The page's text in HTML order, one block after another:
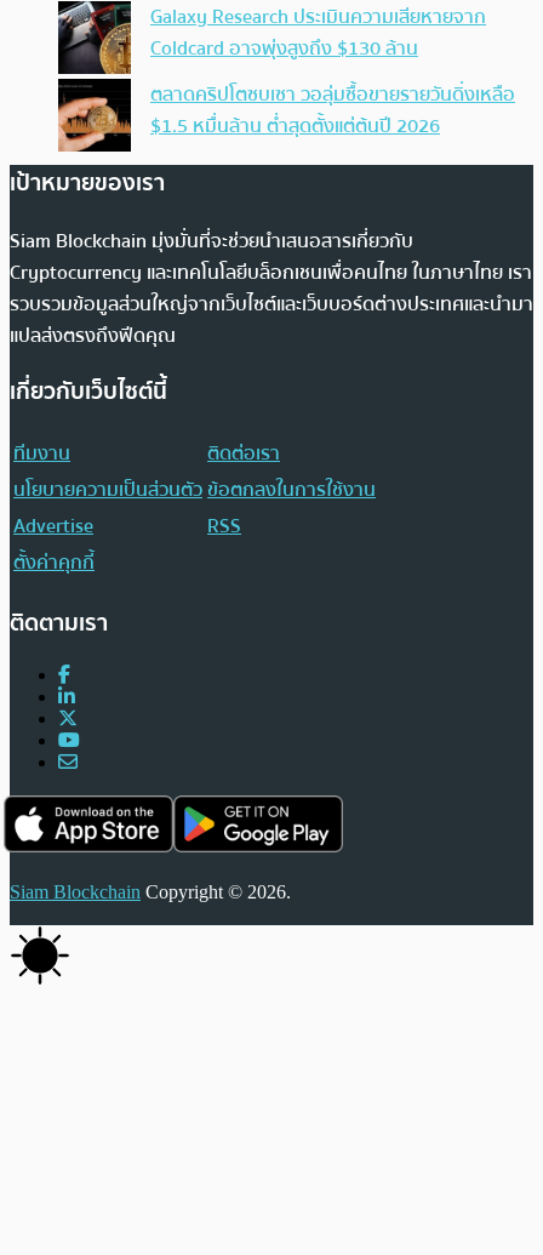
Galaxy Research ประเมินความเสียหายจาก
Coldcard อาจพุ่งสูงถึง $130 ล้าน
ตลาดคริปโตซบเซา วอลุ่มซื้อขายรายวันดิ่งเหลือ
$1.5 หมื่นล้าน ต่ำสุดตั้งแต่ต้นปี 2026
เป้าหมายของเรา
Siam Blockchain มุ่งมั่นที่จะช่วยนำเสนอสารเกี่ยวกับ
Cryptocurrency และเทคโนโลยีบล็อกเชนเพื่อคนไทย ในภาษาไทย เรา
รวบรวมข้อมูลส่วนใหญ่จากเว็บไซต์และเว็บบอร์ดต่างประเทศและนำมา
แปลส่งตรงถึงฟีดคุณ
เกี่ยวกับเว็บไซต์นี้
ทีมงาน
ติดต่อเรา
นโยบายความเป็นส่วนตัวข้อตกลงในการใช้งาน
Advertise
RSS
ตั้งค่าคุกกี้
ติดตามเรา
Siam Blockchain Copyright © 2026.